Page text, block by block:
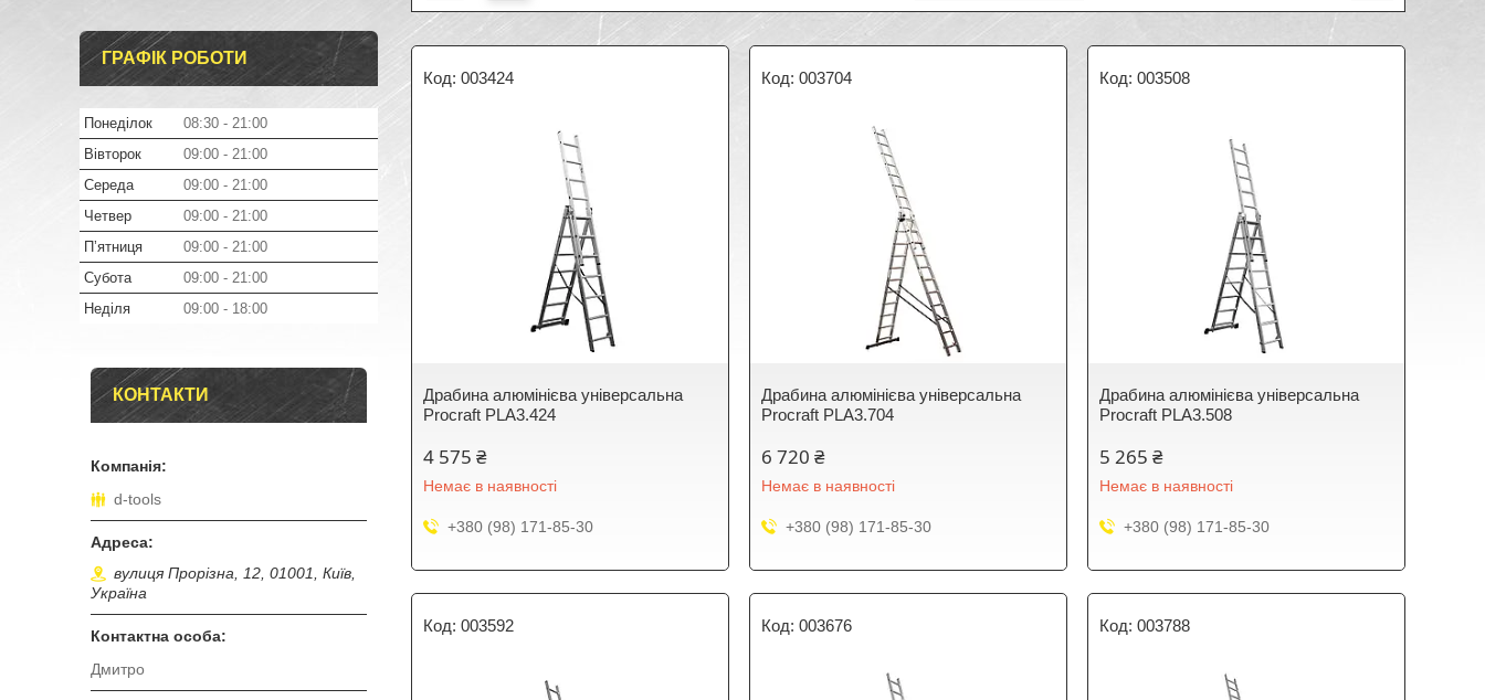
003424
Драбина алюмінієва універсальна
Procraft PLA3.424
4 575 ₴
Немає в наявності
+380 (98) 171-85-30
003704
Драбина алюмінієва універсальна
Procraft PLA3.704
6 720 ₴
Немає в наявності
+380 (98) 171-85-30
003508
Драбина алюмінієва універсальна
Procraft PLA3.508
5 265 ₴
Немає в наявності
+380 (98) 171-85-30
003592 003676 003788
ГРАФІК РОБОТИ
Понеділок 08:30
21:00
Вівторок
09:00
21:00
Середа
09:00
21:00
Четвер
09:00
21:00
Пʼятниця
09:00
21:00
Субота
09:00
21:00
Неділя
09:00 18:00
КОНТАКТИ
d-tools
вулиця Прорізна, 12, 01001, Київ,
Україна
Дмитро